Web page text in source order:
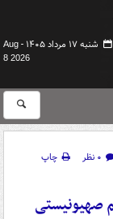
شنبه ۱۷ مرداد ۱۴۰۵ -
Aug
8 2026
۰ نظر
چاپ
صهیونیستی